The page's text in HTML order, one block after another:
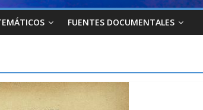
FUENTES DOCUMENTALES